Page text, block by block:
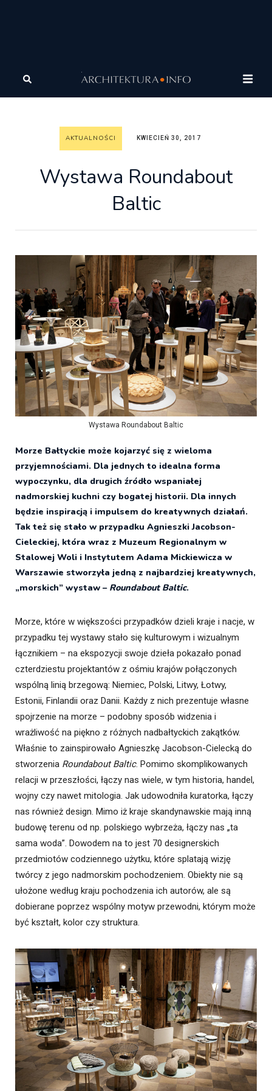
Wiadomości
Roundabout Baltic
AKTUALNOŚCI KWIECIEŃ 30, 2017
Wystawa Roundabout
Baltic
Wystawa Roundabout Baltic
Morze Bałtyckie może kojarzyć się z wieloma
przyjemnościami. Dla jednych to idealna forma
wypoczynku, dla drugich źródło wspaniałej
nadmorskiej kuchni czy bogatej historii. Dla innych
będzie inspiracją i impulsem do kreatywnych działań.
Tak też się stało w przypadku Agnieszki Jacobson-
Cieleckiej, która wraz z Muzeum Regionalnym w
Stalowej Woli i Instytutem Adama Mickiewicza w
Warszawie stworzyła jedną z najbardziej kreatywnych,
„morskich” wystaw – Roundabout Baltic.
Morze, które w większości przypadków dzieli kraje i nacje, w
przypadku tej wystawy stało się kulturowym i wizualnym
łącznikiem – na ekspozycji swoje dzieła pokazało ponad
czterdziestu projektantów z ośmiu krajów połączonych
wspólną linią brzegową: Niemiec, Polski, Litwy, Łotwy,
Estonii, Finlandii oraz Danii. Każdy z nich prezentuje własne
spojrzenie na morze – podobny sposób widzenia i
wrażliwość na piękno z różnych nadbałtyckich zakątków.
Właśnie to zainspirowało Agnieszkę Jacobson-Cielecką do
stworzenia Roundabout Baltic. Pomimo skomplikowanych
relacji w przeszłości, łączy nas wiele, w tym historia, handel,
wojny czy nawet mitologia. Jak udowodniła kuratorka, łączy
nas również design. Mimo iż kraje skandynawskie mają inną
budowę terenu od np. polskiego wybrzeża, łączy nas „ta
sama woda”. Dowodem na to jest 70 designerskich
przedmiotów codziennego użytku, które splatają wizję
twórcy z jego nadmorskim pochodzeniem. Obiekty nie są
ułożone według kraju pochodzenia ich autorów, ale są
dobierane poprzez wspólny motyw przewodni, którym może
być kształt, kolor czy struktura.